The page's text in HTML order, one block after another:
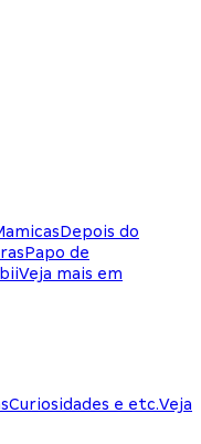
Depois do
Papo de
Veja mais em
Curiosidades e etc.Veja